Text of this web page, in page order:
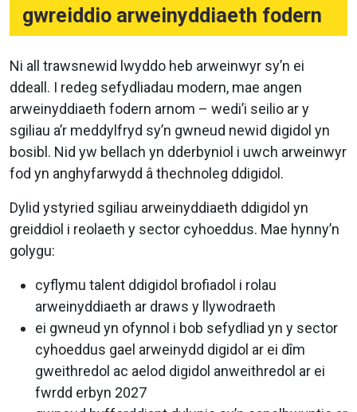
gwreiddio arweinyddiaeth fodern
Ni all trawsnewid lwyddo heb arweinwyr sy’n ei
ddeall. I redeg sefydliadau modern, mae angen
arweinyddiaeth fodern arnom – wedi’i seilio ar y
sgiliau a’r meddylfryd sy’n gwneud newid digidol yn
bosibl. Nid yw bellach yn dderbyniol i uwch arweinwyr
fod yn anghyfarwydd â thechnoleg ddigidol.
Dylid ystyried sgiliau arweinyddiaeth ddigidol yn
greiddiol i reolaeth y sector cyhoeddus. Mae hynny’n
golygu:
cyflymu talent ddigidol brofiadol i rolau
arweinyddiaeth ar draws y llywodraeth
ei gwneud yn ofynnol i bob sefydliad yn y sector
cyhoeddus gael arweinydd digidol ar ei dîm
gweithredol ac aelod digidol anweithredol ar ei
fwrdd erbyn 2027